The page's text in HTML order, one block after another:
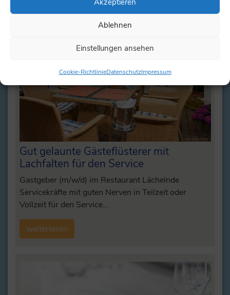
Akzeptieren
Ablehnen
Einstellungen ansehen
Cookie-RichtlinieDatenschutzImpressum
Gut gelaunte Gästeflüsterer mit
Lachfalten für den Service
Gastgeber (m/w/d) im Restaurant Lächelnde
Servicekräfte mit guten Nerven in Teilzeit oder
Vollzeit für den Service…
weiterlesen